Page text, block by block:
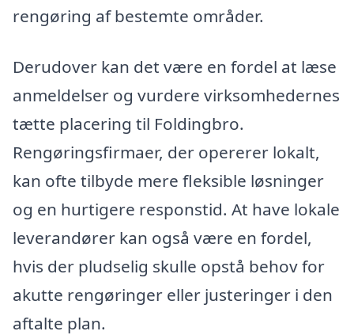
rengøring af bestemte områder.
Derudover kan det være en fordel at læse
anmeldelser og vurdere virksomhedernes
tætte placering til Foldingbro.
Rengøringsfirmaer, der opererer lokalt,
kan ofte tilbyde mere fleksible løsninger
og en hurtigere responstid. At have lokale
leverandører kan også være en fordel,
hvis der pludselig skulle opstå behov for
akutte rengøringer eller justeringer i den
aftalte plan.